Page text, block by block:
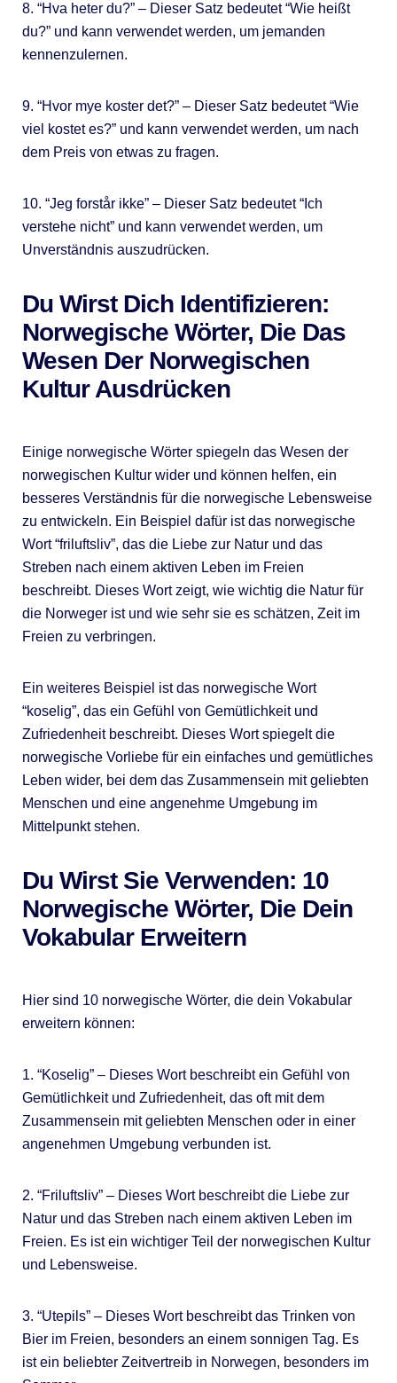
8. “Hva heter du?” – Dieser Satz bedeutet “Wie heißt
du?” und kann verwendet werden, um jemanden
kennenzulernen.
9. “Hvor mye koster det?” – Dieser Satz bedeutet “Wie
viel kostet es?” und kann verwendet werden, um nach
dem Preis von etwas zu fragen.
10. “Jeg forstår ikke” – Dieser Satz bedeutet “Ich
verstehe nicht” und kann verwendet werden, um
Unverständnis auszudrücken.
Du Wirst Dich Identifizieren:
Norwegische Wörter, Die Das
Wesen Der Norwegischen
Kultur Ausdrücken
Einige norwegische Wörter spiegeln das Wesen der
norwegischen Kultur wider und können helfen, ein
besseres Verständnis für die norwegische Lebensweise
zu entwickeln. Ein Beispiel dafür ist das norwegische
Wort “friluftsliv”, das die Liebe zur Natur und das
Streben nach einem aktiven Leben im Freien
beschreibt. Dieses Wort zeigt, wie wichtig die Natur für
die Norweger ist und wie sehr sie es schätzen, Zeit im
Freien zu verbringen.
Ein weiteres Beispiel ist das norwegische Wort
“koselig”, das ein Gefühl von Gemütlichkeit und
Zufriedenheit beschreibt. Dieses Wort spiegelt die
norwegische Vorliebe für ein einfaches und gemütliches
Leben wider, bei dem das Zusammensein mit geliebten
Menschen und eine angenehme Umgebung im
Mittelpunkt stehen.
Du Wirst Sie Verwenden: 10
Norwegische Wörter, Die Dein
Vokabular Erweitern
Hier sind 10 norwegische Wörter, die dein Vokabular
erweitern können:
1. “Koselig” – Dieses Wort beschreibt ein Gefühl von
Gemütlichkeit und Zufriedenheit, das oft mit dem
Zusammensein mit geliebten Menschen oder in einer
angenehmen Umgebung verbunden ist.
2. “Friluftsliv” – Dieses Wort beschreibt die Liebe zur
Natur und das Streben nach einem aktiven Leben im
Freien. Es ist ein wichtiger Teil der norwegischen Kultur
und Lebensweise.
3. “Utepils” – Dieses Wort beschreibt das Trinken von
Bier im Freien, besonders an einem sonnigen Tag. Es
ist ein beliebter Zeitvertreib in Norwegen, besonders im